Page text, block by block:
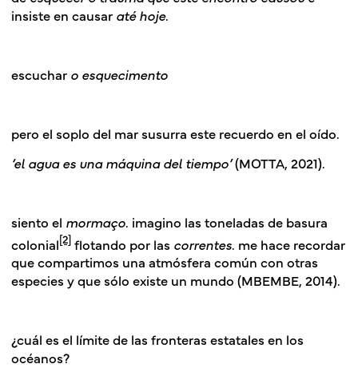
insiste en causar até hoje.
escuchar o esquecimento
pero el soplo del mar susurra este recuerdo en el oído.
‘el agua es una máquina del tiempo’(MOTTA, 2021).
siento el mormaço . imagino las toneladas de basura
colonial[2] flotando por las correntes . me hace recordar
que compartimos una atmósfera común con otras
especies y que sólo existe un mundo (MBEMBE, 2014).
¿cuál es el límite de las fronteras estatales en los
océanos?